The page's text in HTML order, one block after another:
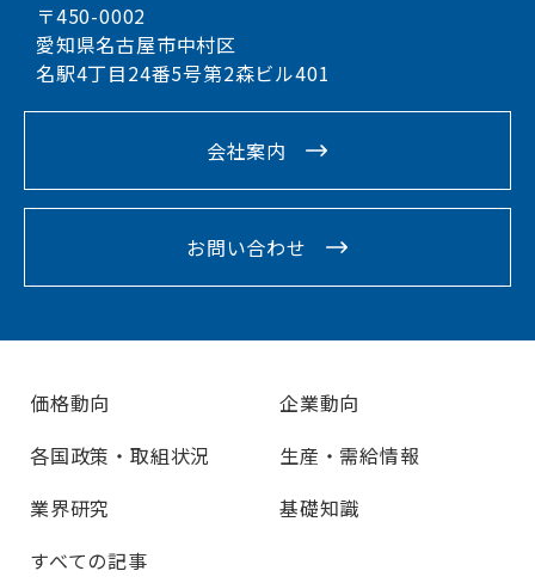
〒450-0002
愛知県名古屋市中村区
名駅4丁目24番5号第2森ビル401
会社案内
お問い合わせ
価格動向
企業動向
各国政策・取組状況
生産・需給情報
業界研究
基礎知識
すべての記事